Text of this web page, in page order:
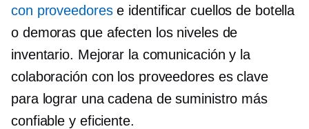
con proveedorese identificar cuellos de botella
o demoras que afecten los niveles de
inventario. Mejorar la comunicación y la
colaboración con los proveedores es clave
para lograr una cadena de suministro más
confiable y eficiente.